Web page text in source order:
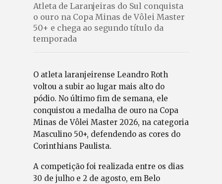
Atleta de Laranjeiras do Sul conquista
o ouro na Copa Minas de Vôlei Master
50+ e chega ao segundo título da
temporada
O atleta laranjeirense Leandro Roth
voltou a subir ao lugar mais alto do
pódio. No último fim de semana, ele
conquistou a medalha de ouro na Copa
Minas de Vôlei Master 2026, na categoria
Masculino 50+, defendendo as cores do
Corinthians Paulista.
A competição foi realizada entre os dias
30 de julho e 2 de agosto, em Belo